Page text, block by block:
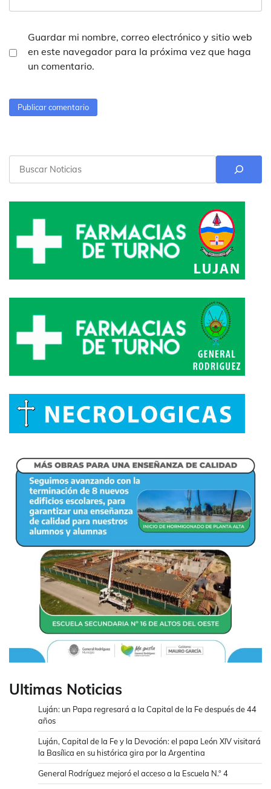
Guardar mi nombre, correo electrónico y sitio web
en este navegador para la próxima vez que haga
un comentario.
Ultimas Noticias
Luján: un Papa regresará a la Capital de la Fe después de 44
años
Luján, Capital de la Fe y la Devoción: el papa León XIV visitará
la Basílica en su histórica gira por la Argentina
General Rodríguez mejoró el acceso a la Escuela N.° 4